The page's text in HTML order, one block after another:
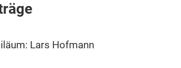
Lars Hofmann